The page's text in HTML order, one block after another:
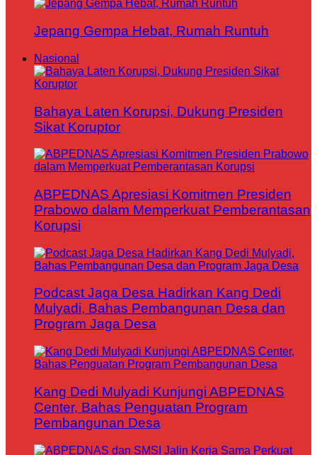
Jepang Gempa Hebat, Rumah Runtuh
Nasional
Bahaya Laten Korupsi, Dukung Presiden
Sikat Koruptor
ABPEDNAS Apresiasi Komitmen Presiden
Prabowo dalam Memperkuat Pemberantasan
Korupsi
Podcast Jaga Desa Hadirkan Kang Dedi
Mulyadi, Bahas Pembangunan Desa dan
Program Jaga Desa
Kang Dedi Mulyadi Kunjungi ABPEDNAS
Center, Bahas Penguatan Program
Pembangunan Desa